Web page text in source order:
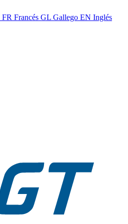
FR Francés GL Gallego EN Inglés